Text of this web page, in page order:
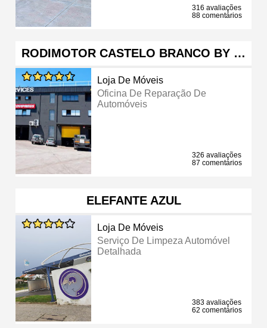
316 avaliações
88 comentários
RODIMOTOR CASTELO BRANCO BY …
Loja De Móveis
Oficina De Reparação De
Automóveis
326 avaliações
87 comentários
ELEFANTE AZUL
Loja De Móveis
Serviço De Limpeza Automóvel
Detalhada
383 avaliações
62 comentários